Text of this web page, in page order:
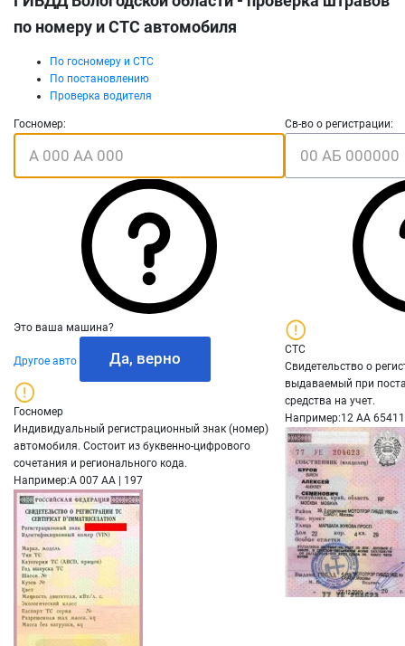
по номеру и СТС автомобиля
По госномеру и СТС
По постановлению
Проверка водителя
Госномер:
Это ваша машина?
Другое авто Да, верно
Госномер
Индивидуальный регистрационный знак (номер)
автомобиля. Состоит из буквенно-цифрового
сочетания и регионального кода.
Например:A 007 AA | 197
Св-во о регистрации:
СТС
Свидетельство о
выдаваемый при
средства на учет.
Например:12 АА